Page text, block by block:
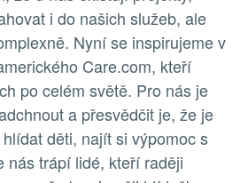
i do našich služeb, ale
Nyní se inspirujeme v
Care.com, kteří
po celém světě. Pro nás je
a přesvědčit je, že je
děti, najít si výpomoc s
nás trápí lidé, kteří raději